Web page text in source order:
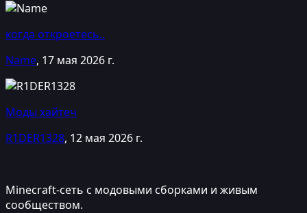
когда откроетесь..
Name, 17 мая 2026 г.
Моды хайтеч
R1DER1328, 12 мая 2026 г.
Minecraft-сеть с модовыми сборками и живым
сообществом.